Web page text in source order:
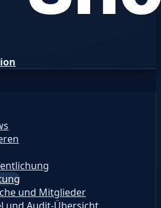
und Mitglieder